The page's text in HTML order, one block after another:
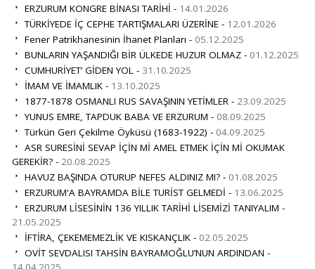
ERZURUM KONGRE BİNASI TARİHİ - 14.01.2026
TÜRKİYEDE İÇ CEPHE TARTIŞMALARI ÜZERİNE - 12.01.2026
Fener Patrikhanesinin İhanet Planları - 05.12.2025
BUNLARIN YAŞANDIĞI BİR ÜLKEDE HUZUR OLMAZ - 01.12.2025
CUMHURİYET’ GİDEN YOL - 31.10.2025
İMAM VE İMAMLIK - 13.10.2025
1877-1878 OSMANLI RUS SAVAŞININ YETİMLER - 23.09.2025
YUNUS EMRE, TAPDUK BABA VE ERZURUM - 08.09.2025
Türkün Geri Çekilme Öyküsü (1683-1922) - 04.09.2025
ASR SURESİNİ SEVAP İÇİN Mİ AMEL ETMEK İÇİN Mİ OKUMAK
GEREKİR? - 20.08.2025
HAVUZ BAŞINDA OTURUP NEFES ALDINIZ MI? - 01.08.2025
ERZURUM'A BAYRAMDA BİLE TURİST GELMEDİ - 13.06.2025
ERZURUM LİSESİNİN 136 YILLIK TARİHİ LİSEMİZİ TANIYALIM -
21.05.2025
İFTİRA, ÇEKEMEMEZLİK VE KISKANÇLIK - 02.05.2025
OVİT SEVDALISI TAHSİN BAYRAMOĞLU’NUN ARDINDAN -